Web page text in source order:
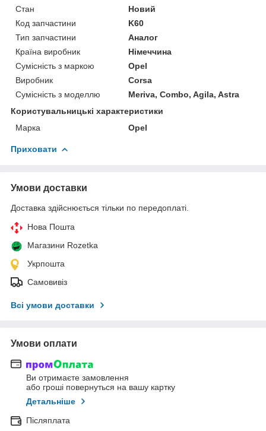
Стан
Новий
Код запчастини
K60
Тип запчастини
Аналог
Країна виробник
Німеччина
Сумісність з маркою
Opel
Виробник
Corsa
Сумісність з моделлю
Meriva, Combo, Agila, Astra
Користувальницькі характеристики
Марка
Opel
Приховати
Умови доставки
Доставка здійснюється тільки по передоплаті.
Нова Пошта
Магазини Rozetka
Укрпошта
Самовивіз
Всі умови доставки
Умови оплати
Ви отримаєте замовлення
або гроші повернуться на вашу картку
Детальніше
Післяплата